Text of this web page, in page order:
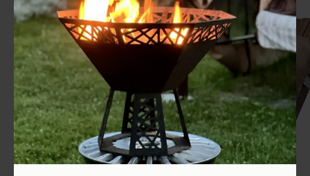
Предложение
для дилеров
Интересуют оптовые цены?
Заполните заявку и получите
предложение.